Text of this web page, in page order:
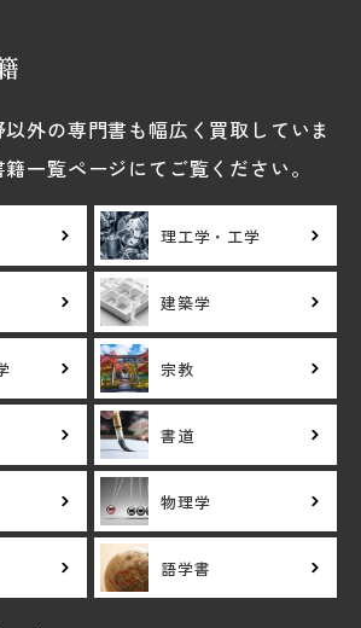
外の専門書も幅広く買取していま
一覧ページにてご覧ください。
理工学・工学
建築学
宗教
書道
物理学
語学書